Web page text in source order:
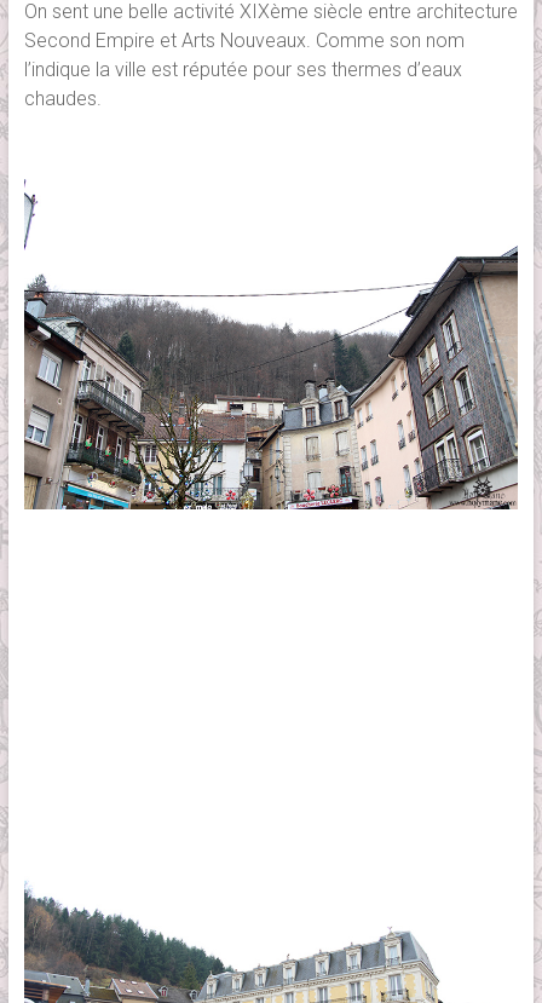
On sent une belle activité XIXème siècle entre architecture
Second Empire et Arts Nouveaux. Comme son nom
l’indique la ville est réputée pour ses thermes d’eaux
chaudes.